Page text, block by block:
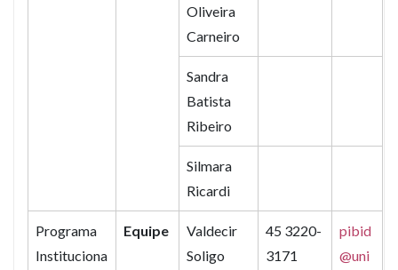
Oliveira
Carneiro
Sandra
Batista
Ribeiro
Silmara
Ricardi
Programa
Instituciona
Equipe
Valdecir
Soligo
45 3220-
3171
pibid
@uni